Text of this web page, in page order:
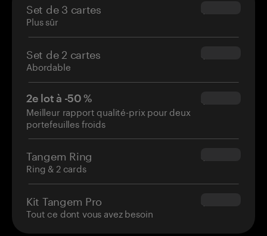
Set de 3 cartes
Plus sûr
$69.90
Set de 2 cartes
Abordable
$54.90
2e lot à -50 %
Meilleur rapport qualité-prix pour deux
portefeuilles froids
$34.95
Tangem Ring
Ring & 2 cards
$160.00
Kit Tangem Pro
Tout ce dont vous avez besoin
$180.00